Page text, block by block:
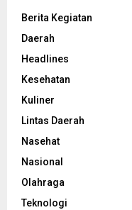
Berita Kegiatan
Daerah
Headlines
Kesehatan
Kuliner
Lintas Daerah
Nasehat
Nasional
Olahraga
Teknologi